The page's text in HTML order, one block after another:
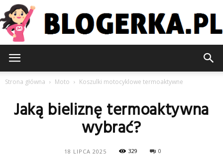
Strona główna Moto Koszulki motocyklowe termoaktywne
Jaką bieliznę termoaktywna
wybrać?
18 LIPCA 2025 329 0